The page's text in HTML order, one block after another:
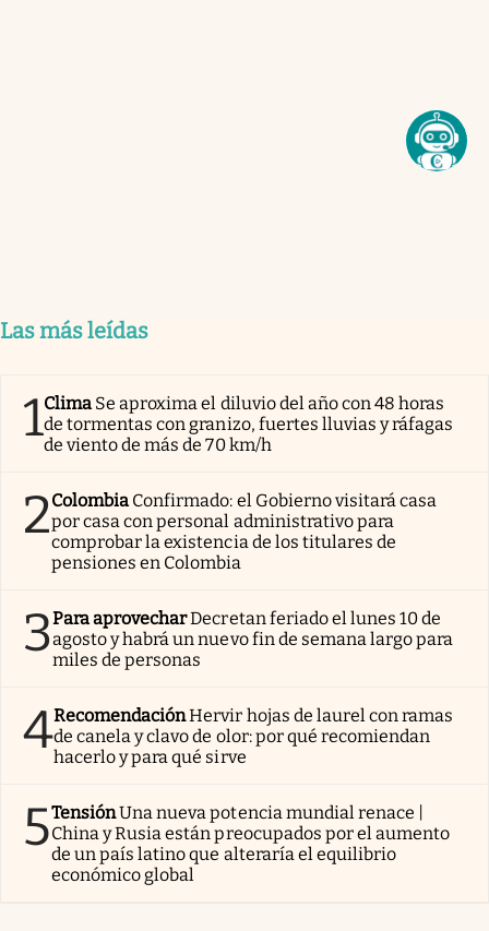
Las más leídas
1Clima Se aproxima el diluvio del año con 48 horas
de tormentas con granizo, fuertes lluvias y ráfagas
de viento de más de 70 km/h
2Colombia Confirmado: el Gobierno visitará casa
por casa con personal administrativo para
comprobar la existencia de los titulares de
pensiones en Colombia
3Para aprovecharDecretan feriado el lunes 10 de
agosto y habrá un nuevo fin de semana largo para
miles de personas
4RecomendaciónHervir hojas de laurel con ramas
de canela y clavo de olor: por qué recomiendan
hacerlo y para qué sirve
5TensiónUna nueva potencia mundial renace |
China y Rusia están preocupados por el aumento
de un país latino que alteraría el equilibrio
económico global